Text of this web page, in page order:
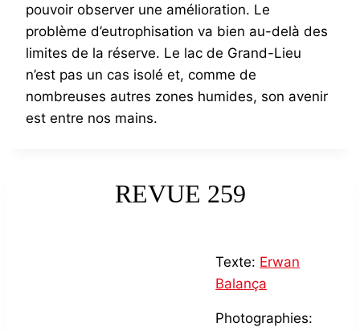
pouvoir observer une amélioration. Le
problème d’eutrophisation va bien au-delà des
limites de la réserve. Le lac de Grand-Lieu
n’est pas un cas isolé et, comme de
nombreuses autres zones humides, son avenir
est entre nos mains.
REVUE 259
Texte: Erwan
Balança
Photographies: